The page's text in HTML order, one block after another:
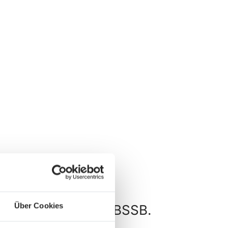
Über Cookies
Wettkämpfe im BSSB.